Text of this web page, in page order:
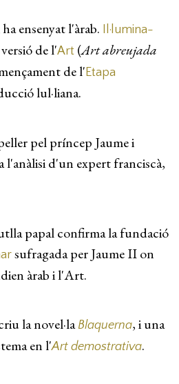
ensenyat l'àrab. Il·lumina­
de l'Art (Art abreujada
de l'Etapa
lul·liana.
pel príncep Jaume i
l'anàlisi d'un expert franciscà,
papal confirma la fundació
sufragada per Jaume II on
àrab i l'Art.
la novel·laBlaquerna, i una
en l'Art demostrati­va.